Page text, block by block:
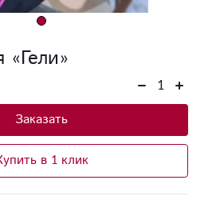
Заказать
в 1 клик